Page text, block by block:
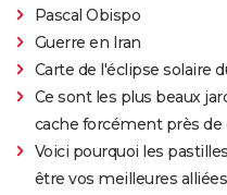
Pascal Obispo
Guerre en Iran
Carte de l'éclipse solaire
Ce sont les plus beaux
cache forcément près de
Voici pourquoi les
être vos meilleures